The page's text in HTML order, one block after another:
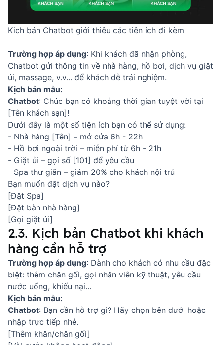
Kịch bản Chatbot giới thiệu các tiện ích đi kèm
Trường hợp áp dụng: Khi khách đã nhận phòng,
Chatbot gửi thông tin về nhà hàng, hồ bơi, dịch vụ giặt
ủi, massage, v.v... để khách dễ trải nghiệm.
Kịch bản mẫu:
Chatbot: Chúc bạn có khoảng thời gian tuyệt vời tại
[Tên khách sạn]!
Dưới đây là một số tiện ích bạn có thể sử dụng:
- Nhà hàng [Tên] – mở cửa 6h - 22h
- Hồ bơi ngoài trời – miễn phí từ 6h - 21h
- Giặt ủi – gọi số [101] để yêu cầu
- Spa thư giãn – giảm 20% cho khách nội trú
Bạn muốn đặt dịch vụ nào?
[Đặt Spa]
[Đặt bàn nhà hàng]
[Gọi giặt ủi]
2.3. Kịch bản Chatbot khi khách
hàng cần hỗ trợ
Trường hợp áp dụng: Dành cho khách có nhu cầu đặc
biệt: thêm chăn gối, gọi nhân viên kỹ thuật, yêu cầu
nước uống, khiếu nại...
Kịch bản mẫu:
Chatbot: Bạn cần hỗ trợ gì? Hãy chọn bên dưới hoặc
nhập trực tiếp nhé.
[Thêm khăn/chăn gối]